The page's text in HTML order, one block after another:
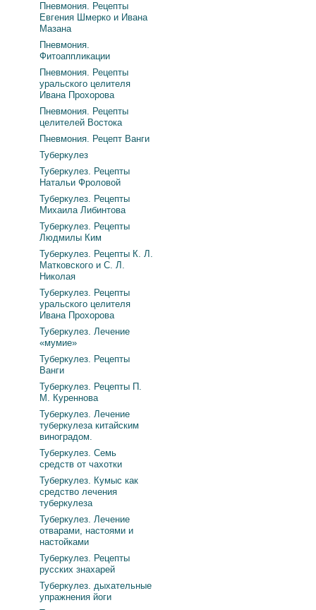
Пневмония. Рецепты
Евгения Шмерко и Ивана
Мазана
Пневмония.
Фитоаппликации
Пневмония. Рецепты
уральского целителя
Ивана Прохорова
Пневмония. Рецепты
целителей Востока
Пневмония. Рецепт Ванги
Туберкулез
Туберкулез. Рецепты
Натальи Фроловой
Туберкулез. Рецепты
Михаила Либинтова
Туберкулез. Рецепты
Людмилы Ким
Туберкулез. Рецепты К. Л.
Матковского и С. Л.
Николая
Туберкулез. Рецепты
уральского целителя
Ивана Прохорова
Туберкулез. Лечение
«мумие»
Туберкулез. Рецепты
Ванги
Туберкулез. Рецепты П.
М. Куреннова
Туберкулез. Лечение
туберкулеза китайским
виноградом.
Туберкулез. Семь
средств от чахотки
Туберкулез. Кумыс как
средство лечения
туберкулеза
Туберкулез. Лечение
отварами, настоями и
настойками
Туберкулез. Рецепты
русских знахарей
Туберкулез. дыхательные
упражнения йоги